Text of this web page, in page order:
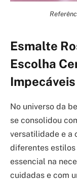
Esmalte
Escolha
Impecáveis
No universo da
se consolidou
versatilidade e a
diferentes estilos
essencial na
cuidadas e com